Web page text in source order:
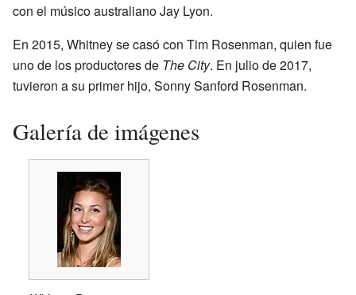
con el músico australiano Jay Lyon.
En 2015, Whitney se casó con Tim Rosenman, quien fue
uno de los productores de The City. En julio de 2017,
tuvieron a su primer hijo, Sonny Sanford Rosenman.
Galería de imágenes